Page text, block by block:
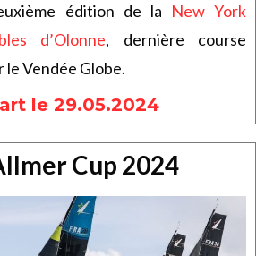
édition de la New York
d’Olonne, dernière course
Vendée Globe.
le 29.05.2024
Cup 2024